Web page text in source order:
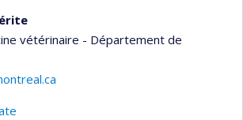
vétérinaire - Département de